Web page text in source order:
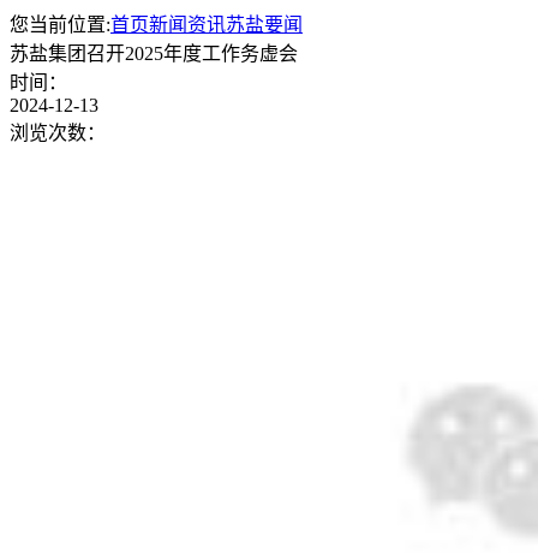
您当前位置:首页新闻资讯苏盐要闻
苏盐集团召开2025年度工作务虚会
时间：
2024-12-13
浏览次数：